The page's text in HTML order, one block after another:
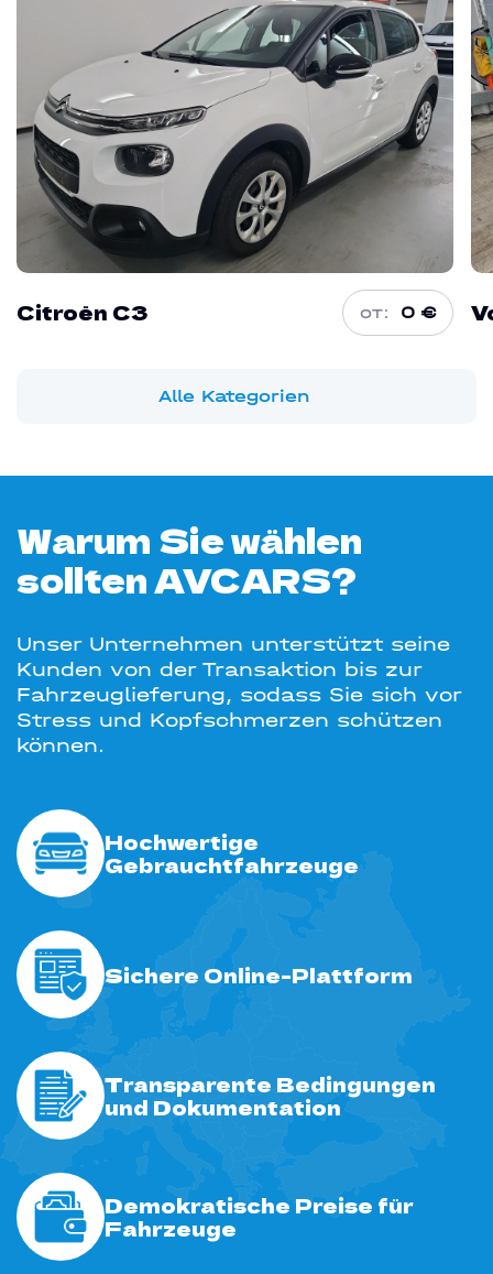
Citroën C3 от: 0 €
Alle Kategorien
Warum Sie wählen
sollten AVCARS?
Unser Unternehmen unterstützt seine
Kunden von der Transaktion bis zur
Fahrzeuglieferung, sodass Sie sich vor
Stress und Kopfschmerzen schützen
können.
Hochwertige
Gebrauchtfahrzeuge
Sichere Online-Plattform
Transparente Bedingungen
und Dokumentation
Demokratische Preise für
Fahrzeuge